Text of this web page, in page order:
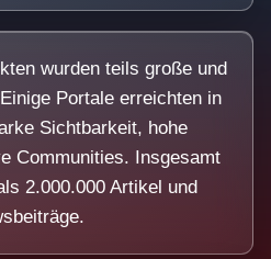
wurden teils große und
Portale erreichten in
Sichtbarkeit, hohe
Communities. Insgesamt
2.000.000 Artikel und